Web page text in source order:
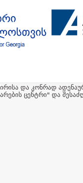
და კონრად
ცენტრი" და